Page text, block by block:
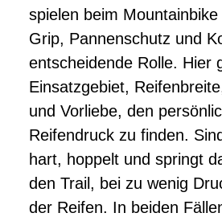
spielen beim
Grip, Pannenschutz und
entscheidende Rolle. Hier
Einsatzgebiet,
und Vorliebe, den
Reifendruck zu finden.
hart, hoppelt und springt
den Trail, bei zu wenig
der Reifen. In beiden